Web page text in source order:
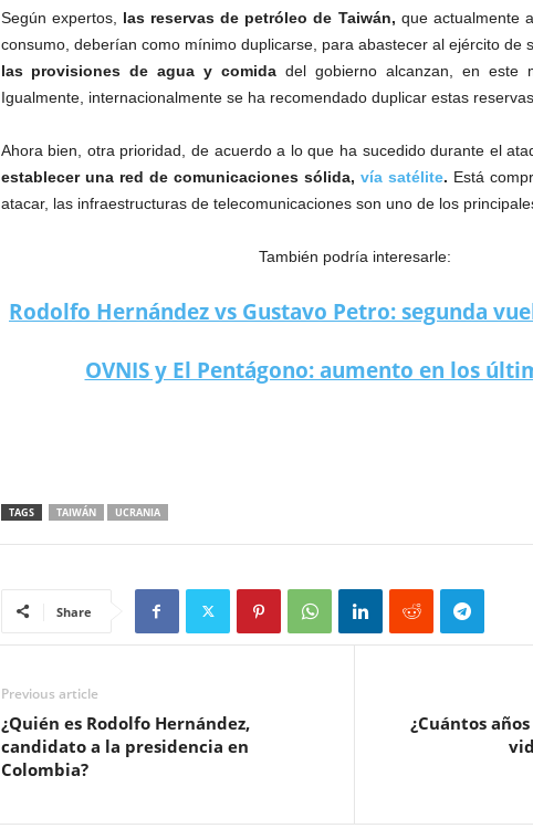
Según expertos, las reservas de petróleo de Taiwán, que actualmente
consumo, deberían como mínimo duplicarse, para abastecer al ejército de
las provisiones de agua y comida del gobierno alcanzan, en este
Igualmente, internacionalmente se ha recomendado duplicar estas
Ahora bien, otra prioridad, de acuerdo a lo que ha sucedido durante el
establecer una red de comunicaciones sólida, vía satélite. Está
atacar, las infraestructuras de telecomunicaciones son uno de los
También podría interesarle:
Rodolfo Hernández vs Gustavo Petro: segunda
OVNIS y El Pentágono: aumento en los
TAGS TAIWÁN UCRANIA
Share
Previous article
¿Quién es Rodolfo Hernández,
candidato a la presidencia en
Colombia?
¿Cuántos